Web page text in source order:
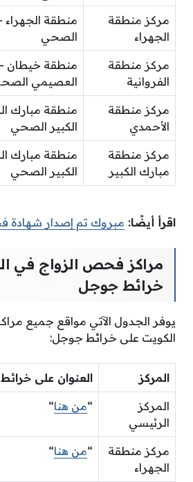
مركز منطقة
الجهراء
منطقة الجهراء
الصحي
مركز منطقة
الفروانية
منطقة خيطان
العصيمي
مركز منطقة
الأحمدي
منطقة مبارك
الكبير الصحي
مركز منطقة
مبارك الكبير
منطقة مبارك
الكبير الصحي
اقرأ أيضًا: مبروك تم إصدار شهادة
مراكز فحص الزواج في
خرائط جوجل
يوفر الجدول الآتي مواقع جميع
الكويت على خرائط جوجل:
المركز العنوان على
المركز
الرئيسي
“من هنا“
مركز منطقة
الجهراء
“من هنا“